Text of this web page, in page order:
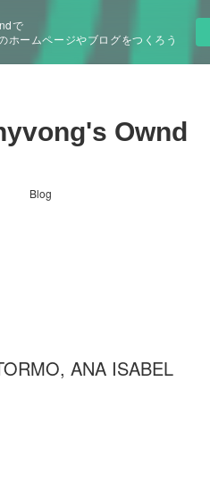
で
ホームページやブログをつくろう
Ownd
Blog
ANA ISABEL